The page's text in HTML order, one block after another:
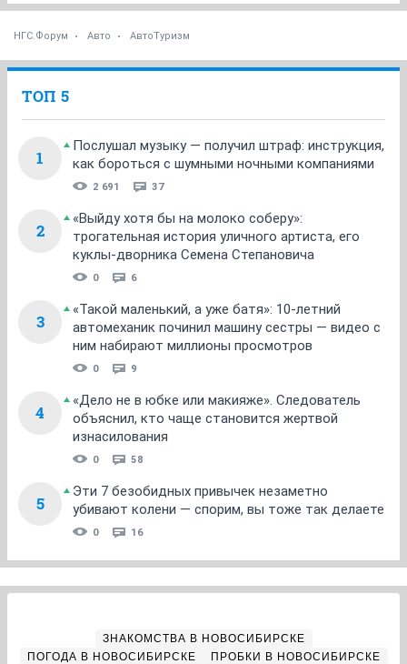
НГС.Форум Авто АвтоТуризм
ТОП 5
1
Послушал музыку — получил штраф: инструкция,
как бороться с шумными ночными компаниями
2 691 37
2
«Выйду хотя бы на молоко соберу»:
трогательная история уличного артиста, его
куклы-дворника Семена Степановича
0 6
3
«Такой маленький, а уже батя»: 10-летний
автомеханик починил машину сестры — видео с
ним набирают миллионы просмотров
0 9
4
«Дело не в юбке или макияже». Следователь
объяснил, кто чаще становится жертвой
изнасилования
0 58
5
Эти 7 безобидных привычек незаметно
убивают колени — спорим, вы тоже так делаете
0 16
ЗНАКОМСТВА В НОВОСИБИРСКЕ
ПОГОДА В НОВОСИБИРСКЕ
ПРОБКИ В НОВОСИБИРСКЕ